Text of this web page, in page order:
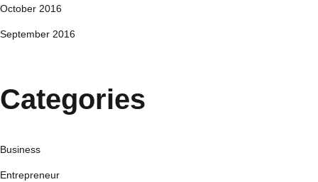
October 2016
September 2016
Categories
Business
Entrepreneur